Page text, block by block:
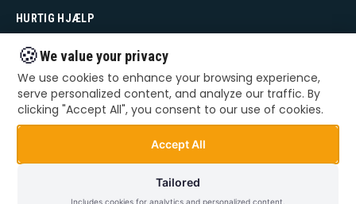
HURTIG HJÆLP
Hjælp til internet
Hjælp til TV
Hjælp til router
WiFi falder ud
TV der ikke virker
Dårlig WiFi
Mesh WiFi opsætning
Videoovervågning – privat &
🍪We value your privacy
We use cookies to enhance your browsing experience,
serve personalized content, and analyze our traffic. By
clicking "Accept All", you consent to our use of cookies.
Accept All
Tailored
Includes cookies for analytics and personalized content.